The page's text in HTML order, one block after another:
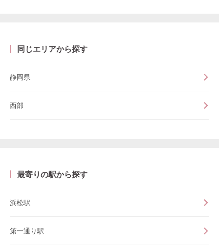
同じエリアから探す
静岡県
西部
最寄りの駅から探す
浜松駅
第一通り駅